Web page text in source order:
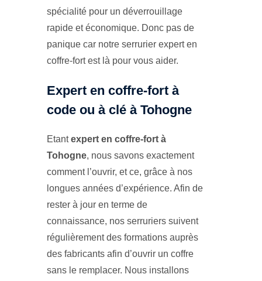
spécialité pour un déverrouillage
rapide et économique. Donc pas de
panique car notre serrurier expert en
coffre-fort est là pour vous aider.
Expert en coffre-fort à
code ou à clé à Tohogne
Etantexpert en coffre-fort à
Tohogne, nous savons exactement
comment l’ouvrir, et ce, grâce à nos
longues années d’expérience. Afin de
rester à jour en terme de
connaissance, nos serruriers suivent
régulièrement des formations auprès
des fabricants afin d’ouvrir un coffre
sans le remplacer. Nous installons